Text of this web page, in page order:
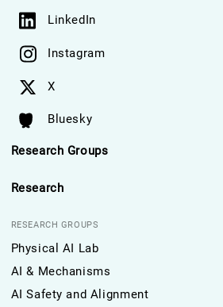
LinkedIn
Instagram
X
Bluesky
Research Groups
Research
RESEARCH GROUPS
Physical AI Lab
AI & Mechanisms
AI Safety and Alignment